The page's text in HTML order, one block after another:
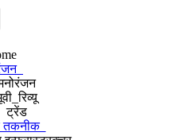
ट्रेंड
तकनीक